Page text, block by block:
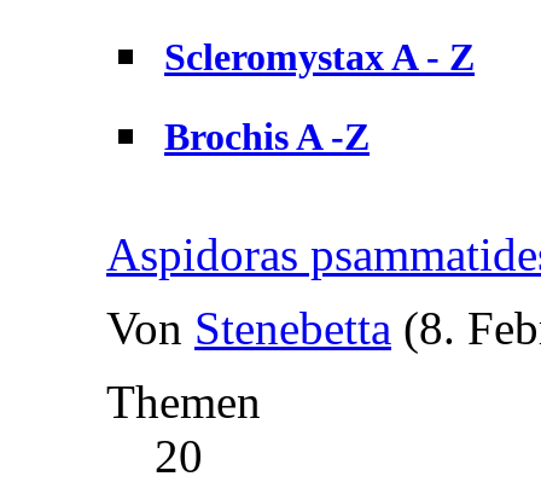
Scleromystax A - Z
Brochis A -Z
Aspidoras
Von Stenebetta (8.
Themen
20